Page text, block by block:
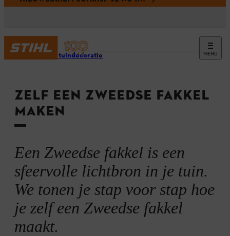
MENU
Houten tuindecoratie
ZELF EEN ZWEEDSE FAKKEL
MAKEN
Een Zweedse fakkel is een
sfeervolle lichtbron in je tuin.
We tonen je stap voor stap hoe
je zelf een Zweedse fakkel
maakt.